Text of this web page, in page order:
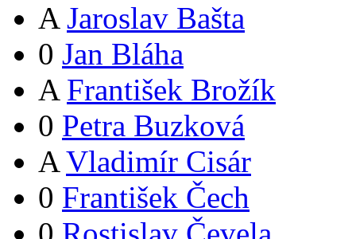
A Jaroslav Bašta
0 Jan Bláha
A František Brožík
0 Petra Buzková
A Vladimír Cisár
0 František Čech